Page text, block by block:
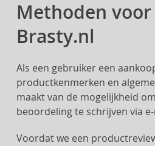
Methoden
Brasty.nl
Als een gebruiker een
productkenmerken en
maakt van de mogelijkheid
beoordeling te schrijven via
Voordat we een